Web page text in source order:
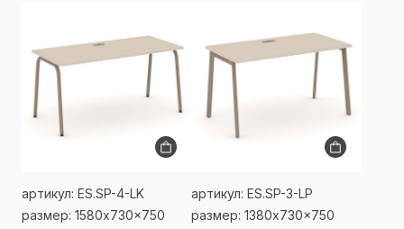
артикул: ES.SP-4-LK
размер: 1580x730x750
артикул: ES.SP-3-LP
размер: 1380x730x750